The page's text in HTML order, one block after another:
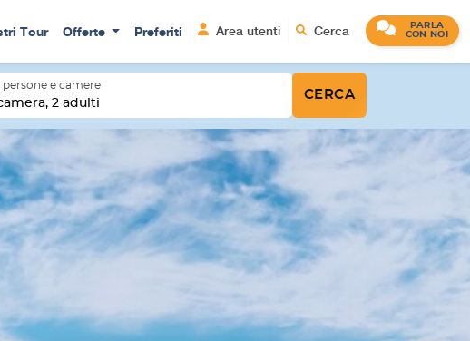
Tour Offerte Preferiti Area utenti Cerca
PARLA
CON NOI
persone e camere
camera, 2 adulti
CERCA